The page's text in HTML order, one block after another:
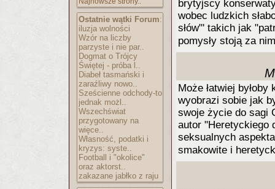
Ostatnie wątki Forum:
iluzja wolności
Wzór na liczby
parzyste i nie par..
Dogmat o Trójcy
Świętej - próba l..
Diabeł tasmański i
zaraźliwy nowo..
Sześcienne odchody-to
jednak możl..
Wszechświat
przygotowany na
więce..
Własność, podatki i
kryzys: syste..
Football i "okolice"
oraz aktorst..
zakazane jabłko z raju
brytyjscy
wobec ludzkich
słów"' takich jak
pomysły stoją za
Może łatwiej
wyobrazi sobie jak
swoje życie do sagi
autor "Heretyckiego
seksualnych
smakowite i